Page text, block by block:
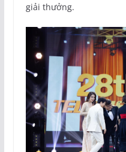
giải thưởng.